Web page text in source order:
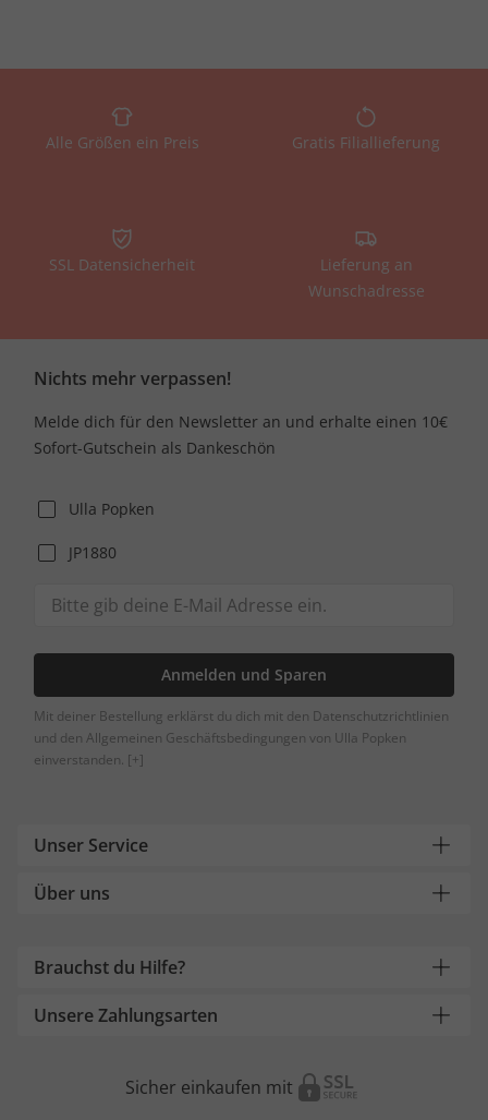
Alle Größen ein Preis Gratis Filiallieferung
SSL Datensicherheit
Lieferung an
Wunschadresse
Nichts mehr verpassen!
Melde dich für den Newsletter an und erhalte einen 10€
Sofort-Gutschein als Dankeschön
Ulla Popken
JP1880
Anmelden und Sparen
Mit deiner Bestellung erklärst du dich mit den Datenschutzrichtlinien
und den Allgemeinen Geschäftsbedingungen von Ulla Popken
einverstanden. [+]
Unser Service
Über uns
Brauchst du Hilfe?
Unsere Zahlungsarten
Sicher einkaufen mit